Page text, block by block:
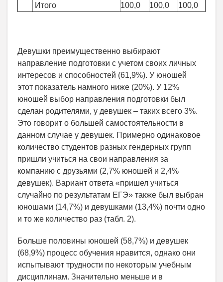
Итого
100,0 100,0 100,0
Девушки преимущественно выбирают
направление подготовки с учетом своих личных
интересов и способностей (61,9%). У юношей
этот показатель намного ниже (20%). У 12%
юношей выбор направления подготовки был
сделан родителями, у девушек – таких всего 3%.
Это говорит о большей самостоятельности в
данном случае у девушек. Примерно одинаковое
количество студентов разных гендерных групп
пришли учиться на свои направления за
компанию с друзьями (2,7% юношей и 2,4%
девушек). Вариант ответа «пришел учиться
случайно по результатам ЕГЭ» также был выбран
юношами (14,7%) и девушками (13,4%) почти одно
и то же количество раз (табл. 2).
Больше половины юношей (58,7%) и девушек
(68,9%) процесс обучения нравится, однако они
испытывают трудности по некоторым учебным
дисциплинам. Значительно меньше и в